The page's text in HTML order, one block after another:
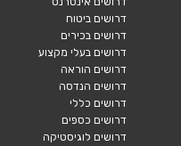
דרושים ביטוח
דרושים בכירים
דרושים בעלי מקצוע
דרושים הוראה
דרושים הנדסה
דרושים כללי
דרושים כספים
דרושים לוגיסטיקה